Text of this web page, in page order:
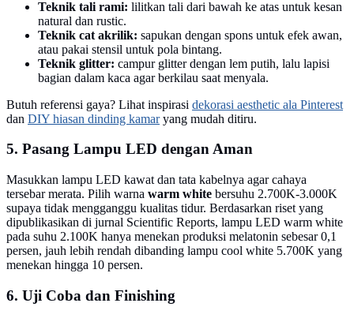
Teknik tali rami: lilitkan tali dari bawah ke atas untuk kesan
natural dan rustic.
Teknik cat akrilik: sapukan dengan spons untuk efek awan,
atau pakai stensil untuk pola bintang.
Teknik glitter: campur glitter dengan lem putih, lalu lapisi
bagian dalam kaca agar berkilau saat menyala.
Butuh referensi gaya? Lihat inspirasi dekorasi aesthetic ala Pinterest
dan DIY hiasan dinding kamaryang mudah ditiru.
5. Pasang Lampu LED dengan Aman
Masukkan lampu LED kawat dan tata kabelnya agar cahaya
tersebar merata. Pilih warna warm white bersuhu 2.700K-3.000K
supaya tidak mengganggu kualitas tidur. Berdasarkan riset yang
dipublikasikan di jurnal Scientific Reports, lampu LED warm white
pada suhu 2.100K hanya menekan produksi melatonin sebesar 0,1
persen, jauh lebih rendah dibanding lampu cool white 5.700K yang
menekan hingga 10 persen.
6. Uji Coba dan Finishing